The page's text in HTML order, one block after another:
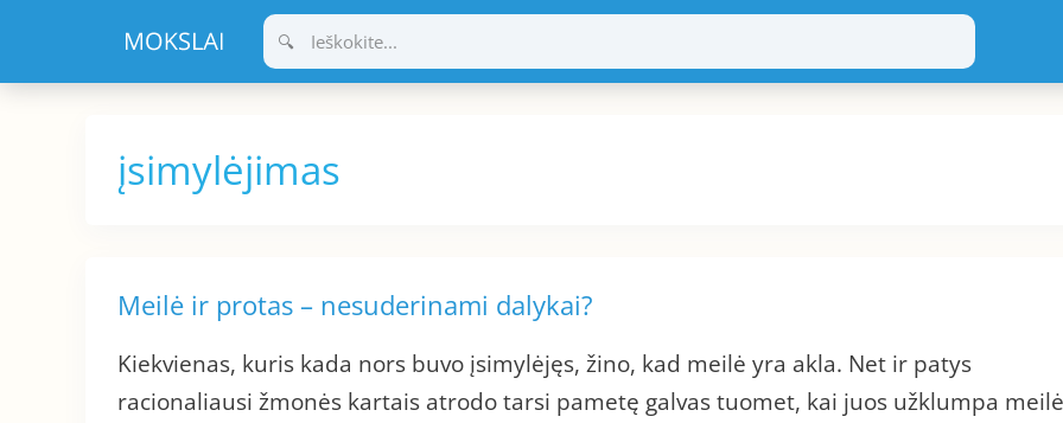
turinio
įsimylėjimas
Meilė ir protas – nesuderinami dalykai?
Kiekvienas, kuris kada nors buvo įsimylėjęs, žino, kad meilė yra akla. Net ir patys
racionaliausi žmonės kartais atrodo tarsi pametę galvas tuomet, kai juos užklumpa